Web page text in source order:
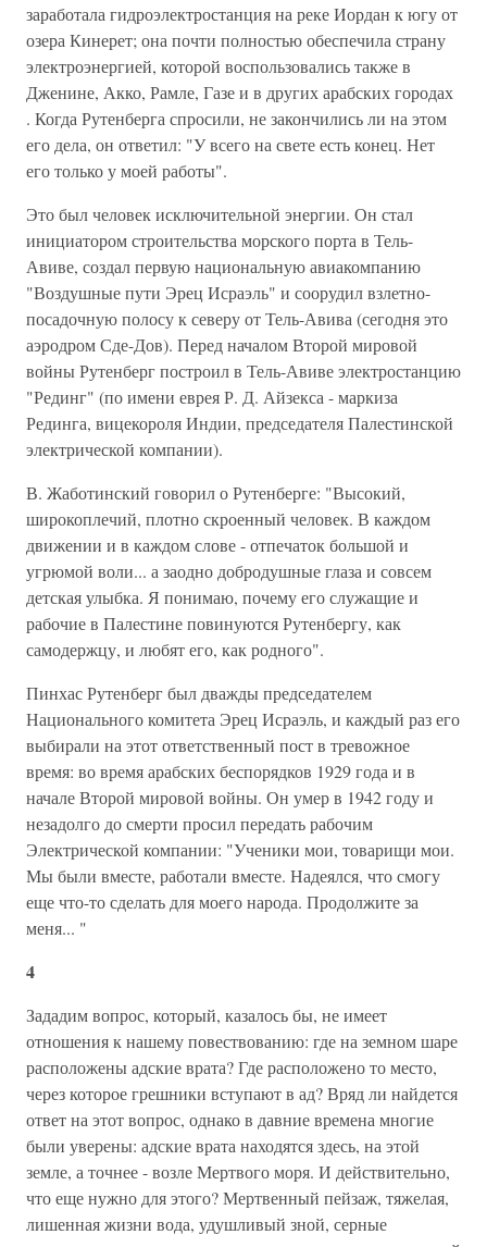
заработала гидроэлектростанция на реке Иордан к югу от
озера Кинерет; она почти полностью обеспечила страну
электроэнергией, которой воспользовались также в
Дженине, Акко, Рамле, Газе и в других арабских городах
. Когда Рутенберга спросили, не закончились ли на этом
его дела, он ответил: "У всего на свете есть конец. Нет
его только у моей работы".
Это был человек исключительной энергии. Он стал
инициатором строительства морского порта в Тель-
Авиве, создал первую национальную авиакомпанию
"Воздушные пути Эрец Исраэль" и соорудил взлетно-
посадочную полосу к северу от Тель-Авива (сегодня это
аэродром Сде-Дов). Перед началом Второй мировой
войны Рутенберг построил в Тель-Авиве электростанцию
"Рединг" (по имени еврея Р. Д. Айзекса - маркиза
Рединга, вицекороля Индии, председателя Палестинской
электрической компании).
В. Жаботинский говорил о Рутенберге: "Высокий,
широкоплечий, плотно скроенный человек. В каждом
движении и в каждом слове - отпечаток большой и
угрюмой воли... а заодно добродушные глаза и совсем
детская улыбка. Я понимаю, почему его служащие и
рабочие в Палестине повинуются Рутенбергу, как
самодержцу, и любят его, как родного".
Пинхас Рутенберг был дважды председателем
Национального комитета Эрец Исраэль, и каждый раз его
выбирали на этот ответственный пост в тревожное
время: во время арабских беспорядков 1929 года и в
начале Второй мировой войны. Он умер в 1942 году и
незадолго до смерти просил передать рабочим
Электрической компании: "Ученики мои, товарищи мои.
Мы были вместе, работали вместе. Надеялся, что смогу
еще что-то сделать для моего народа. Продолжите за
меня... "
4
Зададим вопрос, который, казалось бы, не имеет
отношения к нашему повествованию: где на земном шаре
расположены адские врата? Где расположено то место,
через которое грешники вступают в ад? Вряд ли найдется
ответ на этот вопрос, однако в давние времена многие
были уверены: адские врата находятся здесь, на этой
земле, а точнее - возле Мертвого моря. И действительно,
что еще нужно для этого? Мертвенный пейзаж, тяжелая,
лишенная жизни вода, удушливый зной, серные